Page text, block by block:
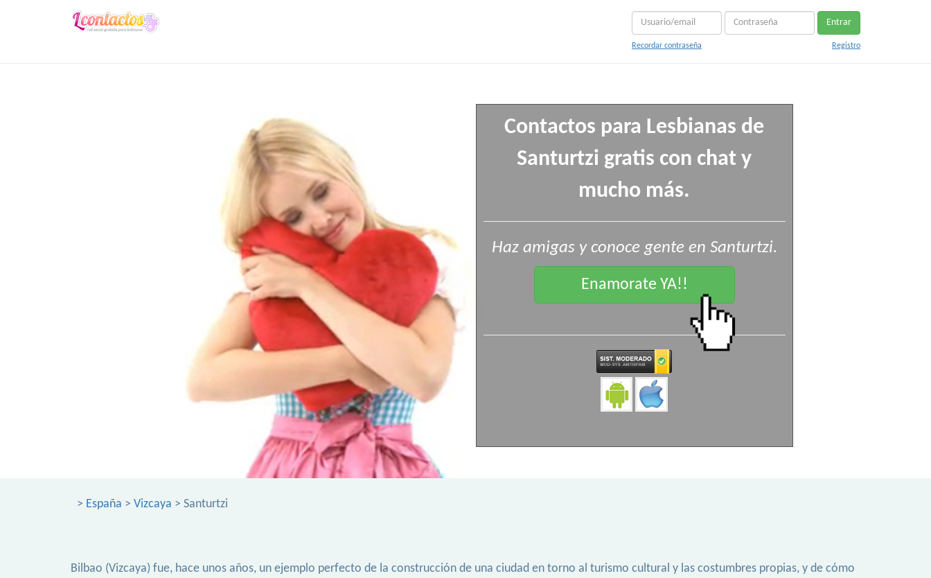
Entrar
Recordar contraseña Registro
Contactos para Lesbianas de
Santurtzi gratis con chat y
mucho más.
Haz amigas y conoce gente en Santurtzi.
Enamorate YA!!
> España > Vizcaya > Santurtzi
Bilbao (Vizcaya) fue, hace unos años, un ejemplo perfecto de la construcción de una ciudad en torno al turismo cultural y las costumbres propias, y de cómo